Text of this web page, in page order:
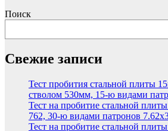
Поиск
Свежие записи
Тест пробития стальной плиты
стволом 530мм, 15-ю видами
Тест на пробитие стальной
762, 30-ю видами патронов
Тест на пробитие стальной